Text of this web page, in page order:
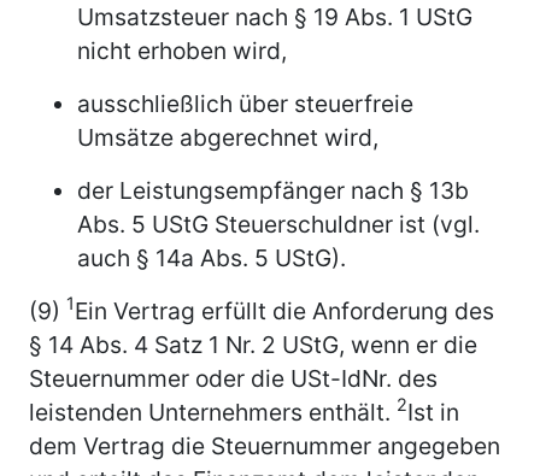
Umsatzsteuer nach § 19 Abs. 1 UStG
nicht erhoben wird,
ausschließlich über steuerfreie
Umsätze abgerechnet wird,
der Leistungsempfänger nach § 13b
Abs. 5 UStG Steuerschuldner ist (vgl.
auch § 14a Abs. 5 UStG).
(9) 1Ein Vertrag erfüllt die Anforderung des
§ 14 Abs. 4 Satz 1 Nr. 2 UStG, wenn er die
Steuernummer oder die USt-IdNr. des
leistenden Unternehmers enthält. 2Ist in
dem Vertrag die Steuernummer angegeben